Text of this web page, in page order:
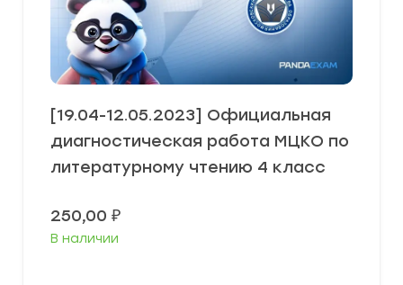
[19.04-12.05.2023] Официальная
диагностическая работа МЦКО по
литературному чтению 4 класс
250,00 ₽
В наличии